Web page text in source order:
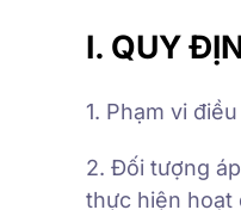
I. QUY
1. Phạm vi
2. Đối tượng
thực hiện hoạt